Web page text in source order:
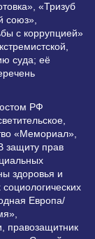
«Тризуб
союз»,
с коррупцией»
суда; её
РФ
«Мемориал»,
защиту прав
здоровья и
Европа/
правозащитник